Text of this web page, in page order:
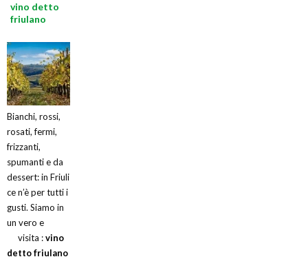
vino detto
friulano
Bianchi, rossi,
rosati, fermi,
frizzanti,
spumanti e da
dessert: in Friuli
ce n’è per tutti i
gusti. Siamo in
un vero e
visita :vino
detto friulano